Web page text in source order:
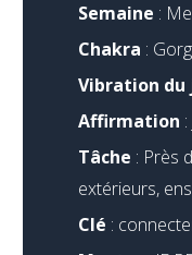
Semaine :
Chakra :
Vibration du
Affirmation
Tâche : Près
extérieurs,
Clé :